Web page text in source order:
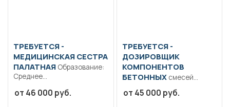
ТРЕБУЕТСЯ -
МЕДИЦИНСКАЯ СЕСТРА
ПАЛАТНАЯ
Среднее
образование..
от 46 000 руб.
ТРЕБУЕТСЯ -
ДОЗИРОВЩИК
КОМПОНЕНТОВ
БЕТОННЫХсмесей
профессиональное
от 45 000 руб.